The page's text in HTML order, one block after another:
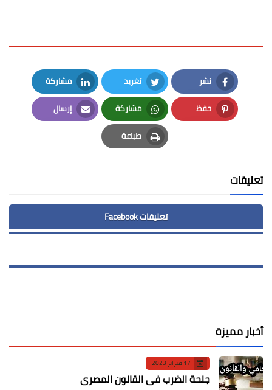
نشر
Facebook
تغريد
Twitter
مشاركة
LinkedIn
حفظ
Pinterest
مشاركة
Whatsapp
إرسال
Email
طباعة
Print
تعليقات
تعليقات Facebook
أخبار مميزة
17 فبراير 2023
جنحة الضرب في القانون المصري